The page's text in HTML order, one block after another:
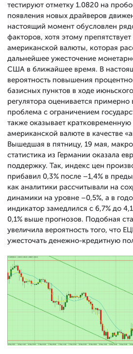
тестируют отметку 1.0820 на
появления новых драйверов
настоящий момент обусловлен
факторов, хотя этому
американской валюты, которая
дальнейшее ужесточение
США в ближайшее время. В
вероятность повышения
базисных пунктов в ходе
регулятора оценивается примерно
проблема с ограничением
также оказывает
американской валюте в качестве
Вышедшая в пятницу, 19 мая,
статистика из Германии оказала
поддержку. Так, индекс цен
прибавил 0,3% после –1,4% в
как аналитики рассчитывали на
динамики на уровне –0,5%, а в
индикатор замедлился с 6,7% до
0,1% выше прогнозов. Подобная
увеличила вероятность того, что
ужесточать денежно-кредитную